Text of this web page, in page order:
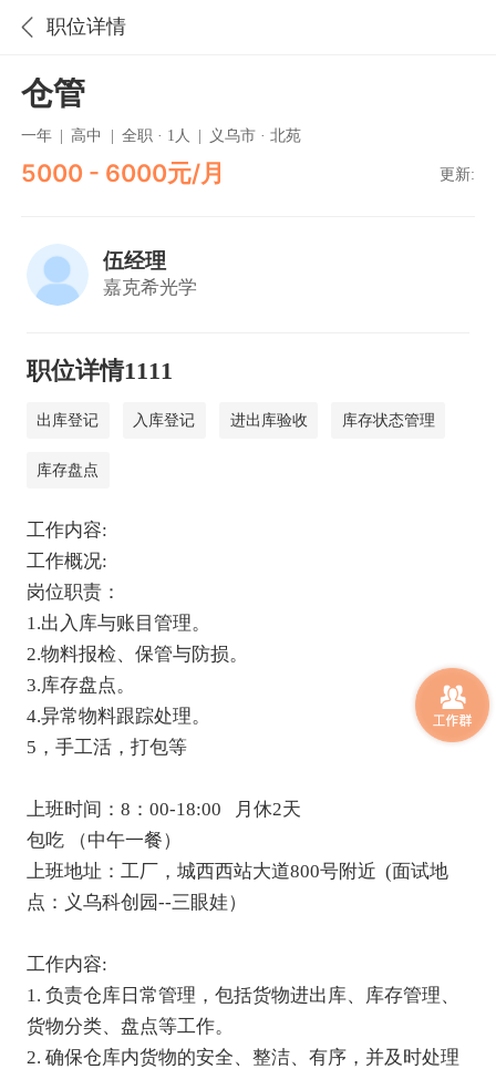
职位详情
仓管
一年 | 高中 | 全职 · 1人 | 义乌市 · 北苑
5000 - 6000元/月 更新:
伍经理
嘉克希光学
职位详情1111
出库登记 入库登记 进出库验收 库存状态管理
库存盘点
工作内容:
工作概况:
岗位职责：
1.出入库与账目管理。
2.物料报检、保管与防损。
3.库存盘点。
4.异常物料跟踪处理。
5，手工活，打包等
上班时间：8：00-18:00   月休2天
包吃 （中午一餐）
上班地址：工厂，城西西站大道800号附近  (面试地
点：义乌科创园--三眼娃）
工作内容:
1. 负责仓库日常管理，包括货物进出库、库存管理、
货物分类、盘点等工作。
2. 确保仓库内货物的安全、整洁、有序，并及时处理